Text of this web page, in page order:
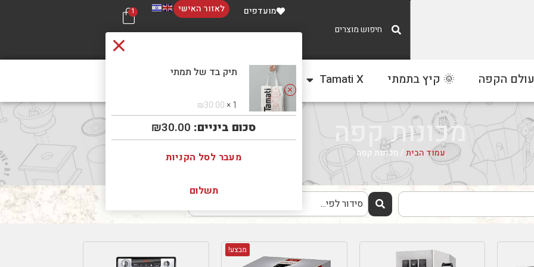
ברכישה מעל 300 ₪
מועדפים לאזור האישי
תיק בד של תמתי
1 ×
₪30.00
סכום ביניים: ₪30.00
מעבר לסל הקניות
תשלום
1
הקפה 🌞 קיץ בתמתי Tamati X צור קשר
מכונות קפה
עמוד הבית/ מכונות קפה
מבצע!